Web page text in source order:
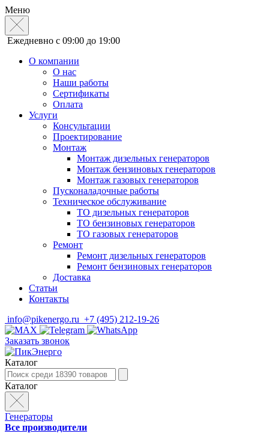
Меню
Ежедневно с 09:00 до 19:00
О компании
О нас
Наши работы
Сертификаты
Оплата
Услуги
Консультации
Проектирование
Монтаж
Монтаж дизельных генераторов
Монтаж бензиновых генераторов
Монтаж газовых генераторов
Пусконаладочные работы
Техническое обслуживание
ТО дизельных генераторов
ТО бензиновых генераторов
ТО газовых генераторов
Ремонт
Ремонт дизельных генераторов
Ремонт бензиновых генераторов
Доставка
Статьи
Контакты
info@pikenergo.ru +7 (495) 212-19-26
Заказать звонок
Каталог
Каталог
Генераторы
Все производители